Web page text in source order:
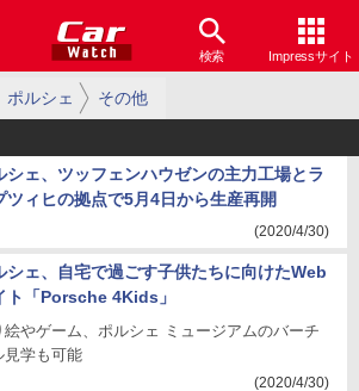
検索 Impressサイト
ポルシェ その他
シェ、ツッフェンハウゼンの主力工場とラ
ツィヒの拠点で5月4日から生産再開
(2020/4/30)
シェ、自宅で過ごす子供たちに向けたWeb
ト「Porsche 4Kids」
絵やゲーム、ポルシェ ミュージアムのバーチ
見学も可能
(2020/4/30)